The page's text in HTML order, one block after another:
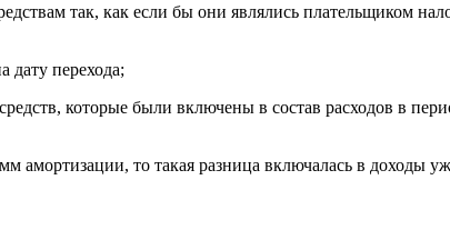
так, как если бы они являлись плательщиком
дату перехода;
которые были включены в состав расходов в
амортизации, то такая разница включалась в доходы